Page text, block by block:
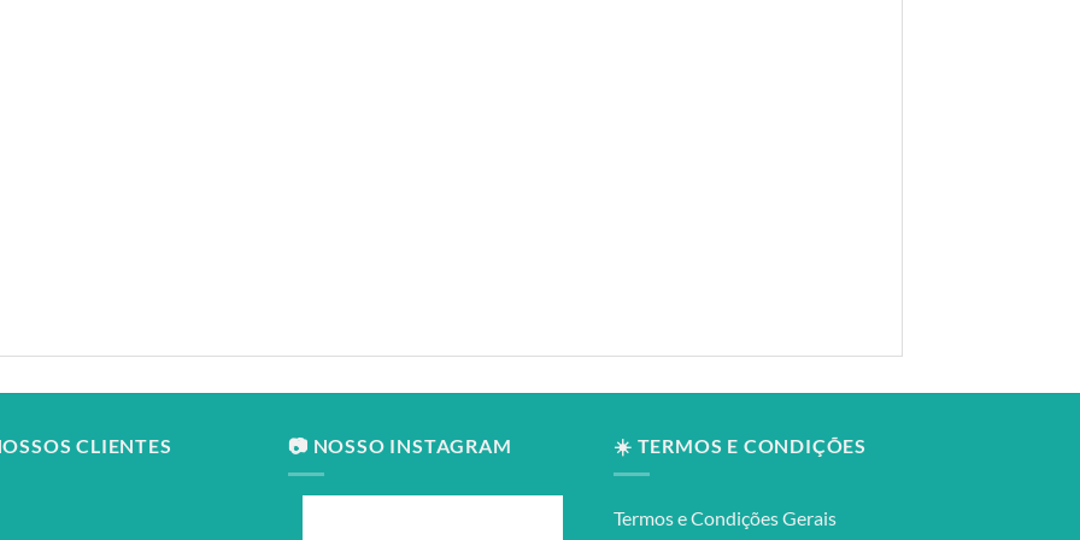
CLIENTES 📷 NOSSO INSTAGRAM ☀️ TERMOS E CONDIÇÕES
Termos e Condições Gerais